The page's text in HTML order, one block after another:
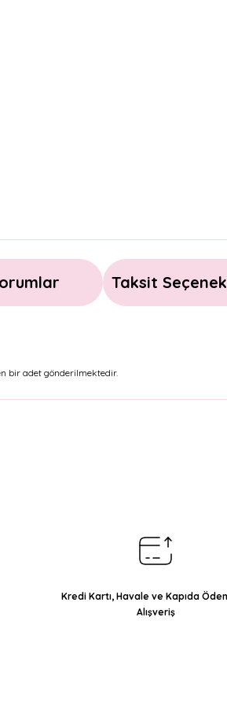
Taksit
bir adet gönderilmektedir.
Kredi Kartı, Havale ve Kapıda
Alışveriş